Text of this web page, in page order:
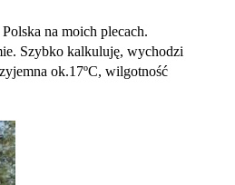
na moich plecach.
Szybko kalkuluję, wychodzi
ok.17ºC, wilgotność